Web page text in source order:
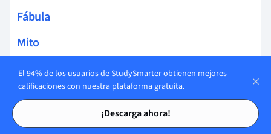
Tarjetas de estudio
Tarjetas de estudio
Fábula
Mito
Ficción
Obra de teatro
Teatro del absurdo
El 94% de los usuarios de StudySmarter obtienen mejores
calificaciones con nuestra plataforma gratuita.
¡Descarga ahora!